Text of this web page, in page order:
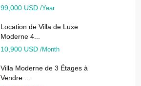
99,000 USD /Year
Location de Villa de Luxe
Moderne 4...
10,900 USD /Month
Villa Moderne de 3 Étages à
Vendre ...